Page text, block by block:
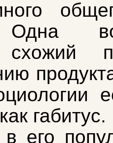
схожий
его